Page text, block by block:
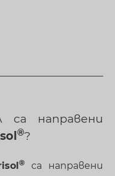
направени
?
са направени